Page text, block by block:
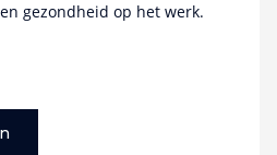
gezondheid op het werk.